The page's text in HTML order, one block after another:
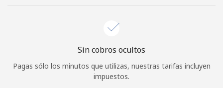
¿Olvidaste tu contraseña? →
Iniciar Sesión
Sin cobros ocultos
Pagas sólo los minutos que utilizas, nuestras tarifas incluyen
impuestos.